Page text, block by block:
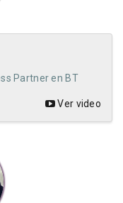
Partner en BT
Ver video